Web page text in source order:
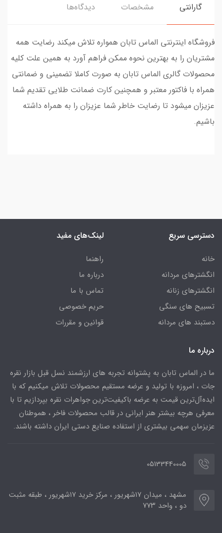
گارانتی مشخصات دیدگاه‌ها
فروشگاه اینترنتی الماس تابان همواره تلاش میکند رضایت همه
مشتریان را به بهترین نحوه ممکن فراهم آورد به همین علت کلیه
محصولات گالری الماس تابان به صورت کاملا تضمینی و ضمانتی
همراه با فاکتور معتبر و همچنین کارت ضمانت طلایی تقدیم شما
عزیزان میشود تا رضایت خاطر شما عزیزان را به همراه داشته
باشیم.
دسترسی سریع
خانه
انگشترهای مردانه
انگشترهای زنانه
تسبیح های سنگی
دستبند های مردانه
لینک‌های مفید
راهنما
درباره ما
تماس با ما
حریم خصوصی
قوانین و مقررات
درباره ما
ما در الماس تابان به پشتوانه تجربه های ارزشمند نسل قبل بازار نقره
جات ، امروزه با تولید و عرضه مستقیم محصولات تلاش میکنیم که با
ایده‌آل‌ترین قیمت به عرضه باکیفیت‌ترین جواهرات نقره بپردازیم تا با
معرفی هرچه بیشتر هنر ایرانی در قالب محصولات فاخر ، هموطنان
عزیزمان سهمی بیشتری از استفاده صنایع دستی ایران داشته باشند.
05133440005
مشهد ، میدان ۱۷شهریور ، مرکز خرید ۱۷شهریور ، طبقه مثبت
دو ، واحد ۷۷۳